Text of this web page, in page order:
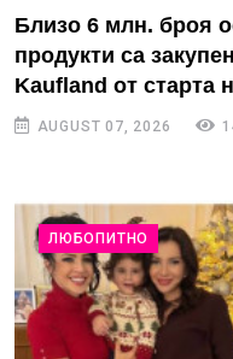
Близо 6 млн. броя
продукти са
Kaufland от старта
AUGUST 07, 2026
ЛЮБОПИТНО